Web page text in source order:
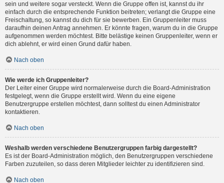
sein und weitere sogar versteckt. Wenn die Gruppe offen ist, kannst du ihr
einfach durch die entsprechende Funktion beitreten; verlangt die Gruppe eine
Freischaltung, so kannst du dich für sie bewerben. Ein Gruppenleiter muss
daraufhin deinen Antrag annehmen. Er könnte fragen, warum du in die Gruppe
aufgenommen werden möchtest. Bitte belästige keinen Gruppenleiter, wenn er
dich ablehnt, er wird einen Grund dafür haben.
Nach oben
Wie werde ich Gruppenleiter?
Der Leiter einer Gruppe wird normalerweise durch die Board-Administration
festgelegt, wenn die Gruppe erstellt wird. Wenn du eine eigene
Benutzergruppe erstellen möchtest, dann solltest du einen Administrator
kontaktieren.
Nach oben
Weshalb werden verschiedene Benutzergruppen farbig dargestellt?
Es ist der Board-Administration möglich, den Benutzergruppen verschiedene
Farben zuzuteilen, so dass deren Mitglieder leichter zu identifizieren sind.
Nach oben